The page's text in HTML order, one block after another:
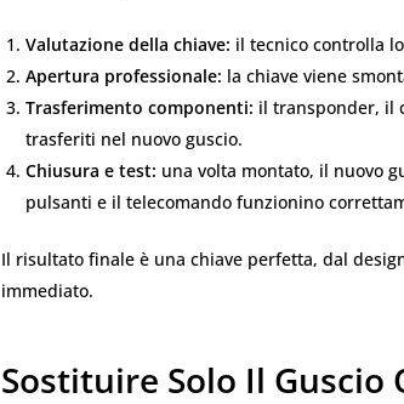
Valutazione della chiave: il tecnico controlla
Apertura professionale: la chiave viene
Trasferimento componenti: il transponder, il
trasferiti nel nuovo guscio.
Chiusura e test: una volta montato, il nuovo
pulsanti e il telecomando funzionino
Il risultato finale è una chiave perfetta, dal
immediato.
Sostituire Solo Il Guscio